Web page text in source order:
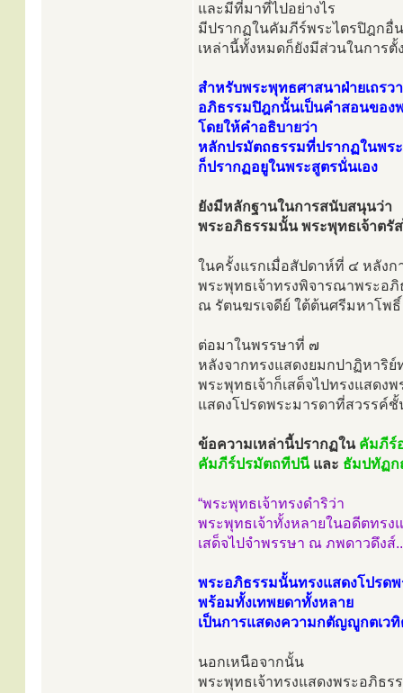
และมีที่มาที่ไปอย่างไร
มีปรากฏในคัมภีร์พระไตรปิฎกอื่
เหล่านี้ทั้งหมดก็ยังมีส่วนในการตั้
สำหรับพระพุทธศาสนาฝ่ายเถร
อภิธรรมปิฎกนั้นเป็นคำสอนของ
โดยให้คำอธิบายว่า
หลักปรมัตถธรรมที่ปรากฏในพร
ก็ปรากฏอยูในพระสูตรนั่นเอง
ยังมีหลักฐานในการสนับสนุนว่า
พระอภิธรรมนั้น พระพุทธเจ้าตรั
ในครั้งแรกเมื่อสัปดาห์ที่ ๔ หลังก
พระพุทธเจ้าทรงพิจารณาพระอภิ
ณ รัตนฆรเจดีย์ ใต้ต้นศรีมหาโพธิ์
ต่อมาในพรรษาที่ ๗
หลังจากทรงแสดงยมกปาฏิหาริ
พระพุทธเจ้าก็เสด็จไปทรงแสดง
แสดงโปรดพระมารดาที่สวรรค์ชั้
ข้อความเหล่านี้ปรากฏใน คัมภีร์
คัมภีร์ปรมัตถทีปนี และ ธัมปทัฏก
“พระพุทธเจ้าทรงดำริว่า
พระพุทธเจ้าทั้งหลายในอดีตทรง
เสด็จไปจำพรรษา ณ ภพดาวดึงส์
พระอภิธรรมนั้นทรงแสดงโปรดพ
พร้อมทั้งเทพยดาทั้งหลาย
เป็นการแสดงความกตัญญูกตเว
นอกเหนือจากนั้น
พระพุทธเจ้าทรงแสดงพระอภิธร